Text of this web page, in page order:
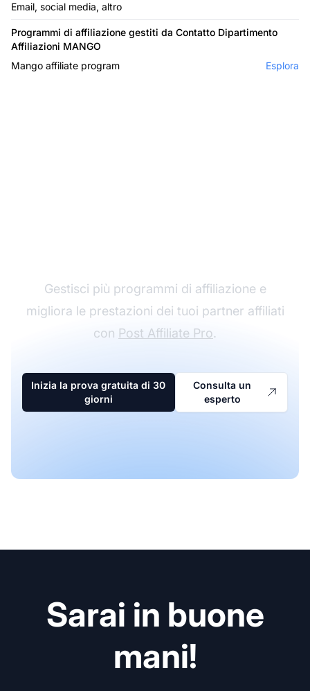
Email, social media, altro
Programmi di affiliazione gestiti da Contatto Dipartimento
Affiliazioni MANGO
Mango affiliate program
Esplora
Gestisci più programmi di affiliazione e
migliora le prestazioni dei tuoi partner affiliati
con Post Affiliate Pro.
Inizia la prova gratuita di 30
giorni
Consulta un
esperto
Sarai in buone
mani!